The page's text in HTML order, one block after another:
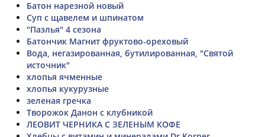
Батон нарезной новый
Суп с щавелем и шпинатом
"Паэлья" 4 сезона
Батончик Магнит фруктово-ореховый
Вода, негазированная, бутилированная, "Святой
источник"
хлопья ячменные
хлопья кукурузные
зеленая гречка
Творожок Данон с клубникой
ЛЕОВИТ ЧЕРНИКА С ЗЕЛЕНЫМ КОФЕ